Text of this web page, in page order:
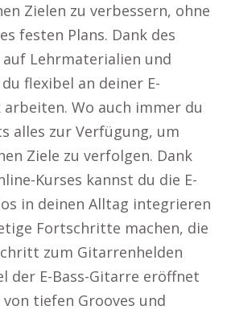
Zielen zu verbessern, ohne
festen Plans. Dank des
Lehrmaterialien und
flexibel an deiner E-
Wo auch immer du
alles zur Verfügung, um
Ziele zu verfolgen. Dank
Kurses kannst du die E-
in deinen Alltag integrieren
Fortschritte machen, die
zum Gitarrenhelden
der E-Bass-Gitarre eröffnet
tiefen Grooves und